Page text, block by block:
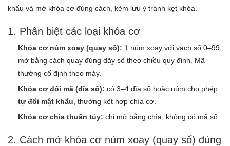
khẩu và mở khóa cơ đúng cách, kèm lưu ý tránh kẹt khóa.
1. Phân biệt các loại khóa cơ
Khóa cơ núm xoay (quay số): 1 núm xoay với vạch số 0–99,
mở bằng cách quay đúng dãy số theo chiều quy định. Mã
thường cố định theo máy.
Khóa cơ đổi mã (đĩa số): có 3–4 đĩa số hoặc núm cho phép
tự đổi mật khẩu , thường kết hợp chìa cơ.
Khóa cơ chìa thuần túy: chỉ mở bằng chìa, không có mã số.
2. Cách mở khóa cơ núm xoay (quay số) đúng